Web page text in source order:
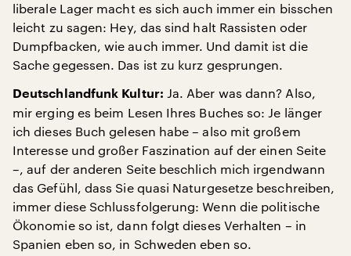
liberale Lager macht es sich auch immer ein bisschen
leicht zu sagen: Hey, das sind halt Rassisten oder
Dumpfbacken, wie auch immer. Und damit ist die
Sache gegessen. Das ist zu kurz gesprungen.
Deutschlandfunk Kultur: Ja. Aber was dann? Also,
mir erging es beim Lesen Ihres Buches so: Je länger
ich dieses Buch gelesen habe – also mit großem
Interesse und großer Faszination auf der einen Seite
–, auf der anderen Seite beschlich mich irgendwann
das Gefühl, dass Sie quasi Naturgesetze beschreiben,
immer diese Schlussfolgerung: Wenn die politische
Ökonomie so ist, dann folgt dieses Verhalten – in
Spanien eben so, in Schweden eben so.